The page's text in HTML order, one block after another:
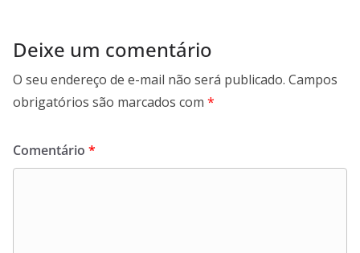
Deixe um comentário
O seu endereço de e-mail não será publicado. Campos
obrigatórios são marcados com *
Comentário *